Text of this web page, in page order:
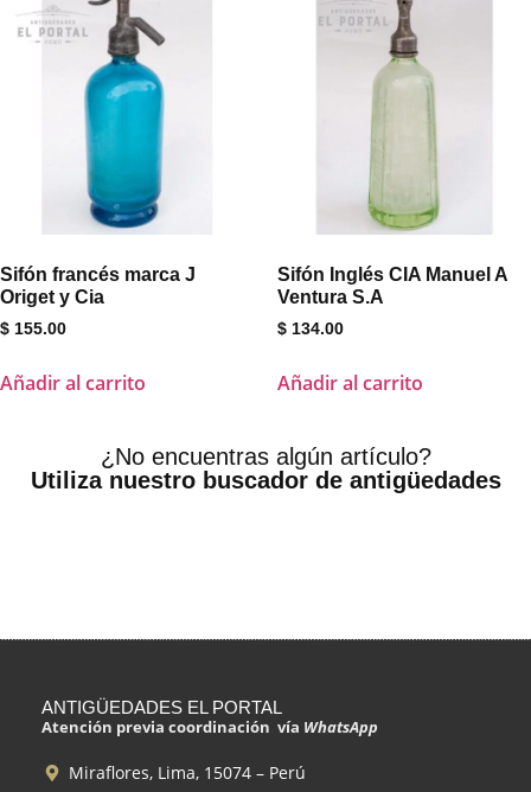
Sifón francés marca J
Origet y Cia
$ 155.00
Añadir al carrito
Sifón Inglés CIA Manuel A
Ventura S.A
$ 134.00
Añadir al carrito
¿No encuentras algún artículo?
Utiliza nuestro buscador de antigüedades
ANTIGÜEDADES EL PORTAL
Atención previa coordinación vía WhatsApp
Miraflores, Lima, 15074 – Perú